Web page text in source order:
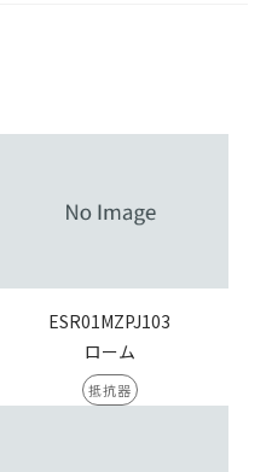
ESR01MZPJ103
ローム
抵抗器